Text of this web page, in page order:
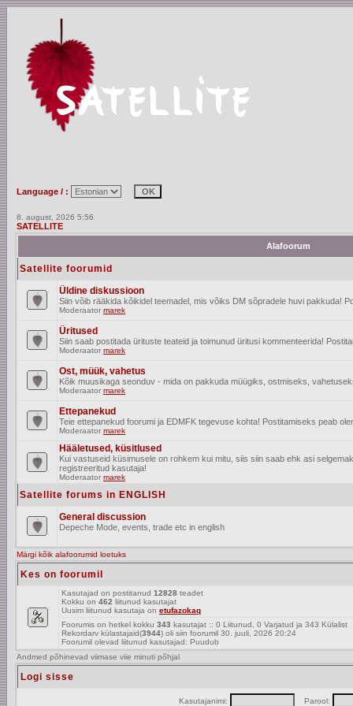
Language / :
8. august, 2026 5:56
SATELLITE
Alafoorum
Satellite foorumid
Üldine diskussioon
Siin võib rääkida kõikidel teemadel, mis võiks DM sõpradele huvi pakkuda!
Moderaator marek
Üritused
Siin saab postitada ürituste teateid ja toimunud üritusi kommenteerida!
Moderaator marek
Ost, müük, vahetus
Kõik muusikaga seonduv - mida on pakkuda müügiks, ostmiseks,
Moderaator marek
Ettepanekud
Teie ettepanekud foorumi ja EDMFK tegevuse kohta! Postitamiseks peab
Moderaator marek
Hääletused, küsitlused
Kui vastuseid küsimusele on rohkem kui mitu, siis siin saab ehk asi
registreeritud kasutaja!
Moderaator marek
Satellite forums in ENGLISH
General discussion
Depeche Mode, events, trade etc in english
Märgi kõik alafoorumid loetuks
Kes on foorumil
Kasutajad on postitanud 12828 teadet
Kokku on 462 liitunud kasutajat
Uusim liitunud kasutaja on etufazokaq
Foorumis on hetkel kokku 343 kasutajat :: 0 Liitunud, 0 Varjatud ja 343
Rekordarv külastajaid(3944) oli siin foorumil 30. juuli, 2026 20:24
Foorumil olevad liitunud kasutajad: Puudub
Andmed põhinevad viimase viie minuti põhjal
Logi sisse
Kasutajanimi: Parool: